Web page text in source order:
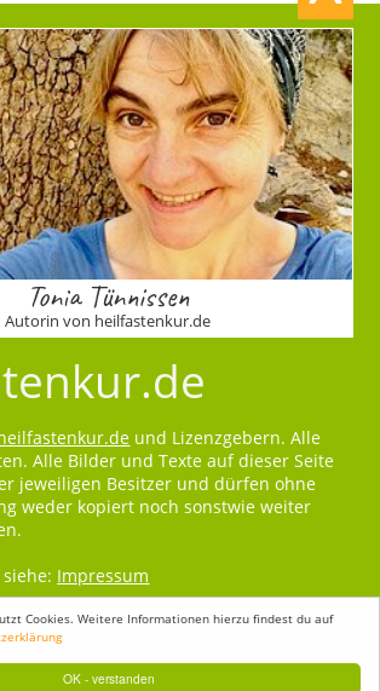
OK - verstanden
Cookies. Weitere Informationen hierzu findest du auf
Tonia Tünnissen
Autorin von heilfastenkur.de
und Lizenzgebern. Alle
Alle Bilder und Texte auf dieser Seite
jeweiligen Besitzer und dürfen ohne
weder kopiert noch sonstwie weiter
Impressum